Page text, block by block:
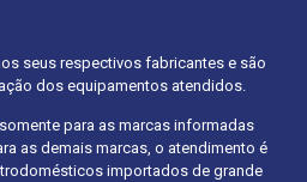
seus respectivos fabricantes e são
dos equipamentos atendidos.
para as marcas informadas
as demais marcas, o atendimento é
importados de grande